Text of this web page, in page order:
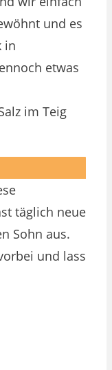
und es
in
etwas
im Teig
täglich neue
Sohn aus.
und lass